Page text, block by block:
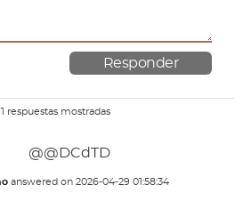
respuestas mostradas
@@DCdTD
answered on 2026-04-29 01:58:34